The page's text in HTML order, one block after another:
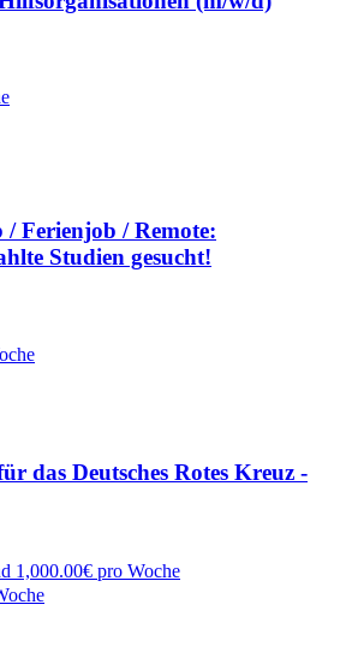
Ferienjob / Remote:
Studien gesucht!
das Deutsches Rotes Kreuz -
1,000.00€ pro Woche